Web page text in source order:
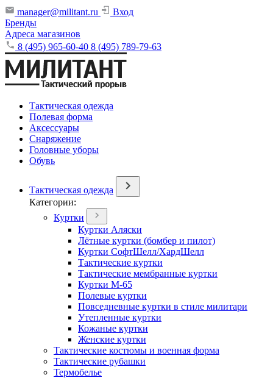
manager@militant.ru
Вход
Бренды
Адреса магазинов
8 (495) 965-60-40 8 (495) 789-79-63
Тактическая одежда
Полевая форма
Аксессуары
Снаряжение
Головные уборы
Обувь
Тактическая одежда
Категории:
Куртки
Куртки Аляски
Лётные куртки (бомбер и пилот)
Куртки СофтШелл/ХардШелл
Тактические куртки
Тактические мембранные куртки
Куртки М-65
Полевые куртки
Повседневные куртки в стиле милитари
Утепленные куртки
Кожаные куртки
Женские куртки
Тактические костюмы и военная форма
Тактические рубашки
Термобелье